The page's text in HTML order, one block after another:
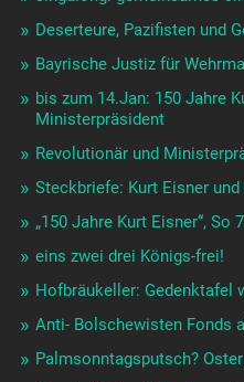
Deserteure, Pazifisten und
Bayrische Justiz für
bis zum 14.Jan: 150 Jahre
Ministerpräsident
Revolutionär und
Steckbriefe: Kurt Eisner
„150 Jahre Kurt Eisner“, So
eins zwei drei Königs-frei!
Hofbräukeller: Gedenktafel
Anti- Bolschewisten Fonds
Palmsonntagsputsch?